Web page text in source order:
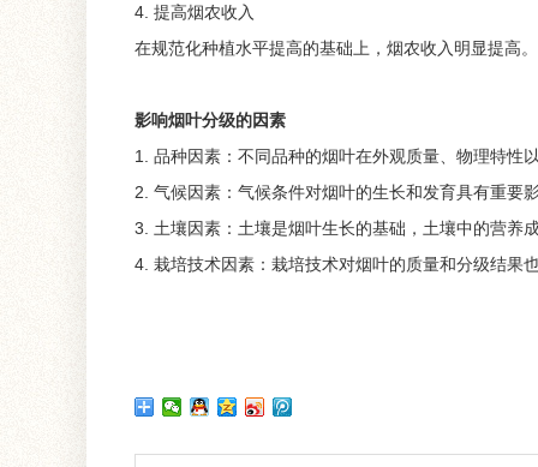
4. 提高烟农收入
在规范化种植水平提高的基础上，烟农收入明显提高。
影响烟叶分级的因素
1. 品种因素：不同品种的烟叶在外观质量、物理特性
2. 气候因素：气候条件对烟叶的生长和发育具有重要
3. 土壤因素：土壤是烟叶生长的基础，土壤中的营养
4. 栽培技术因素：栽培技术对烟叶的质量和分级结果